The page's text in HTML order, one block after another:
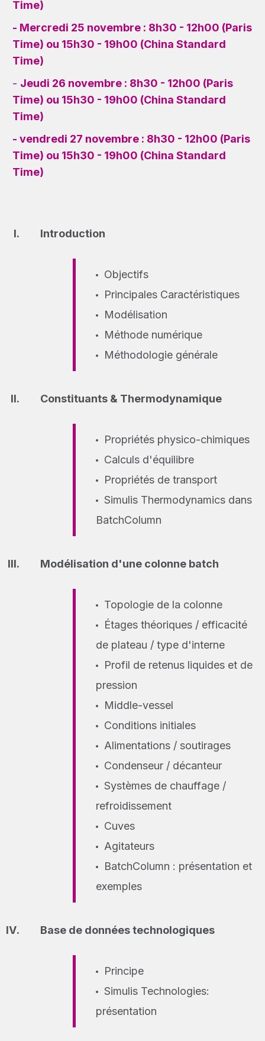
Time)
- Mercredi 25 novembre : 8h30 - 12h00 (Paris
Time) ou 15h30 - 19h00 (China Standard
Time)
- Jeudi 26 novembre : 8h30 - 12h00 (Paris
Time) ou 15h30 - 19h00 (China Standard
Time)
- vendredi 27 novembre : 8h30 - 12h00 (Paris
Time) ou 15h30 - 19h00 (China Standard
Time)
Introduction
Objectifs
Principales Caractéristiques
Modélisation
Méthode numérique
Méthodologie générale
Constituants & Thermodynamique
Propriétés physico-chimiques
Calculs d'équilibre
Propriétés de transport
Simulis Thermodynamics dans
BatchColumn
Modélisation d'une colonne batch
Topologie de la colonne
Étages théoriques / efficacité
de plateau / type d'interne
Profil de retenus liquides et de
pression
Middle-vessel
Conditions initiales
Alimentations / soutirages
Condenseur / décanteur
Systèmes de chauffage /
refroidissement
Cuves
Agitateurs
BatchColumn : présentation et
exemples
Base de données technologiques
Principe
Simulis Technologies:
présentation